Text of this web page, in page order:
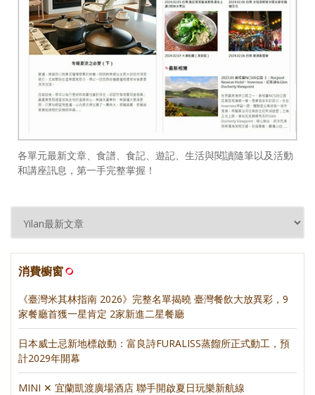
各單元最新文章、食譜、食記、遊記、生活與閱讀隨筆以及活動
和講座訊息，第一手完整掌握！
消費櫥窗
《臺灣米其林指南 2026》完整名單揭曉 臺灣餐飲大放異彩，9
家餐廳首獲一星肯定 2家新進二星餐廳
日本威士忌新地標啟動：富良詩FURALISS蒸餾所正式動工，預
計2029年開幕
MINI ✕ 宜蘭凱渡廣場酒店 聯手開啟夏日玩樂新航線